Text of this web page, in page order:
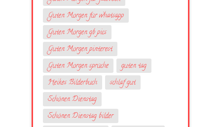
Guten Morgen für whatsapp
Guten Morgen gb pics
Guten Morgen pinterest
Guten Morgen sprüche
guten tag
Heikes Bilderbuch
schlaf gut
Schönen Dienstag
Schönen Dienstag bilder